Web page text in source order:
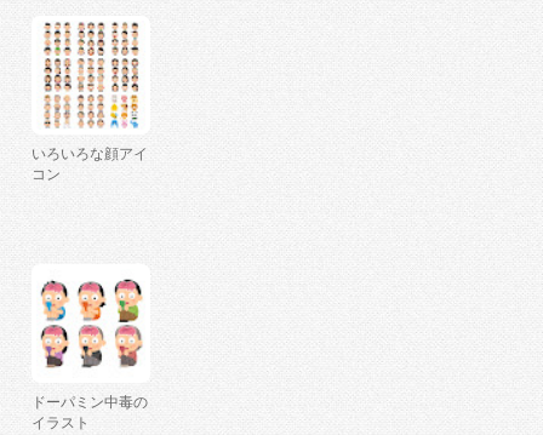
いろいろな顔アイ
コン
ドーパミン中毒の
イラスト